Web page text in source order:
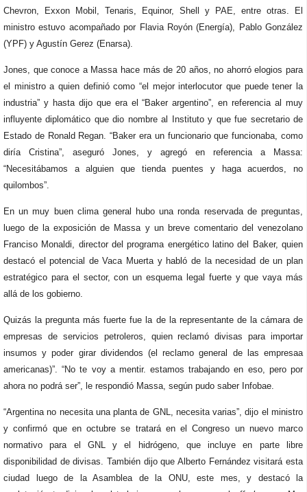
Chevron, Exxon Mobil, Tenaris, Equinor, Shell y PAE, entre otras. El
ministro estuvo acompañado por Flavia Royón (Energía), Pablo González
(YPF) y Agustín Gerez (Enarsa).
Jones, que conoce a Massa hace más de 20 años, no ahorró elogios para
el ministro a quien definió como “el mejor interlocutor que puede tener la
industria” y hasta dijo que era el “Baker argentino”, en referencia al muy
influyente diplomático que dio nombre al Instituto y que fue secretario de
Estado de Ronald Regan. “Baker era un funcionario que funcionaba, como
diría Cristina”, aseguró Jones, y agregó en referencia a Massa:
“Necesitábamos a alguien que tienda puentes y haga acuerdos, no
quilombos”.
En un muy buen clima general hubo una ronda reservada de preguntas,
luego de la exposición de Massa y un breve comentario del venezolano
Franciso Monaldi, director del programa energético latino del Baker, quien
destacó el potencial de Vaca Muerta y habló de la necesidad de un plan
estratégico para el sector, con un esquema legal fuerte y que vaya más
allá de los gobierno.
Quizás la pregunta más fuerte fue la de la representante de la cámara de
empresas de servicios petroleros, quien reclamó divisas para importar
insumos y poder girar dividendos (el reclamo general de las empresaa
americanas)”. “No te voy a mentir. estamos trabajando en eso, pero por
ahora no podrá ser”, le respondió Massa, según pudo saber Infobae.
“Argentina no necesita una planta de GNL, necesita varias”, dijo el ministro
y confirmó que en octubre se tratará en el Congreso un nuevo marco
normativo para el GNL y el hidrógeno, que incluye en parte libre
disponibilidad de divisas. También dijo que Alberto Fernández visitará esta
ciudad luego de la Asamblea de la ONU, este mes, y destacó la